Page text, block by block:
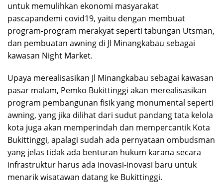
untuk memulihkan ekonomi masyarakat
pascapandemi covid19, yaitu dengan membuat
program-program merakyat seperti tabungan Utsman,
dan pembuatan awning di Jl Minangkabau sebagai
kawasan Night Market.
Upaya merealisasikan Jl Minangkabau sebagai kawasan
pasar malam, Pemko Bukittinggi akan merealisasikan
program pembangunan fisik yang monumental seperti
awning, yang jika dilihat dari sudut pandang tata kelola
kota juga akan memperindah dan mempercantik Kota
Bukittinggi, apalagi sudah ada pernyataan ombudsman
yang jelas tidak ada benturan hukum karana secara
infrastruktur harus ada inovasi-inovasi baru untuk
menarik wisatawan datang ke Bukittinggi.